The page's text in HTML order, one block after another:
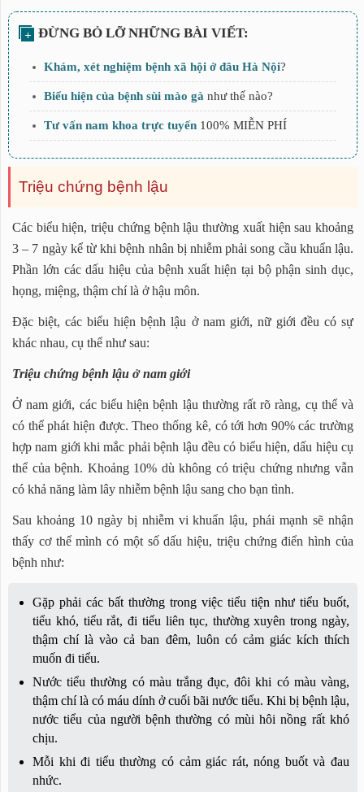
Khám, xét nghiệm bệnh xã hội ở đâu Hà Nội?
Biểu hiện của bệnh sùi mào gà như thế nào?
Tư vấn nam khoa trực tuyến100% MIỄN PHÍ
Triệu chứng bệnh lậu
Các biểu hiện, triệu chứng bệnh lậu thường xuất hiện sau khoảng
3 – 7 ngày kể từ khi bệnh nhân bị nhiễm phải song cầu khuẩn lậu.
Phần lớn các dấu hiệu của bệnh xuất hiện tại bộ phận sinh dục,
họng, miệng, thậm chí là ở hậu môn.
Đặc biệt, các biểu hiện bệnh lậu ở nam giới, nữ giới đều có sự
khác nhau, cụ thể như sau:
Triệu chứng bệnh lậu ở nam giới
Ở nam giới, các biểu hiện bệnh lậu thường rất rõ ràng, cụ thể và
có thể phát hiện được. Theo thống kê, có tới hơn 90% các trường
hợp nam giới khi mắc phải bệnh lậu đều có biểu hiện, dấu hiệu cụ
thể của bệnh. Khoảng 10% dù không có triệu chứng nhưng vẫn
có khả năng làm lây nhiễm bệnh lậu sang cho bạn tình.
Sau khoảng 10 ngày bị nhiễm vi khuẩn lậu, phái mạnh sẽ nhận
thấy cơ thể mình có một số dấu hiệu, triệu chứng điển hình của
bệnh như:
Gặp phải các bất thường trong việc tiểu tiện như tiểu buốt,
tiểu khó, tiểu rắt, đi tiểu liên tục, thường xuyên trong ngày,
thậm chí là vào cả ban đêm, luôn có cảm giác kích thích
muốn đi tiểu.
Nước tiểu thường có màu trắng đục, đôi khi có màu vàng,
thậm chí là có máu dính ở cuối bãi nước tiểu. Khi bị bệnh lậu,
nước tiểu của người bệnh thường có mùi hôi nồng rất khó
chịu.
Mỗi khi đi tiểu thường có cảm giác rát, nóng buốt và đau
nhức.